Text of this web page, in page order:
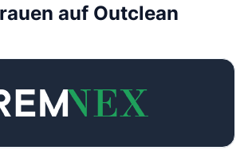
auf Outclean